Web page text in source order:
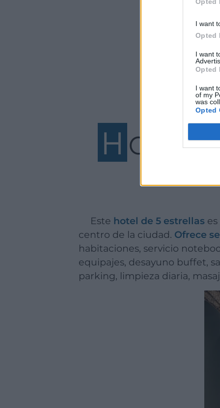
I want
Opted
I want
Opted
I want
of my
was
Opted
H OTEL
Este hotel de 5 estrellas
centro de la ciudad. Ofrece
habitaciones, servicio
equipajes, desayuno buffet,
parking, limpieza diaria,